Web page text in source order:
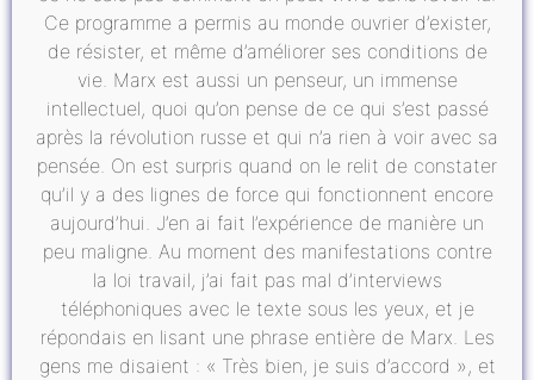
Ce programme a permis au monde ouvrier d’exister,
de résister, et même d’améliorer ses conditions de
vie. Marx est aussi un penseur, un immense
intellectuel, quoi qu’on pense de ce qui s’est passé
après la révolution russe et qui n’a rien à voir avec sa
pensée. On est surpris quand on le relit de constater
qu’il y a des lignes de force qui fonctionnent encore
aujourd’hui. J’en ai fait l’expérience de manière un
peu maligne. Au moment des manifestations contre
la loi travail, j’ai fait pas mal d’interviews
téléphoniques avec le texte sous les yeux, et je
répondais en lisant une phrase entière de Marx. Les
gens me disaient : « Très bien, je suis d’accord », et